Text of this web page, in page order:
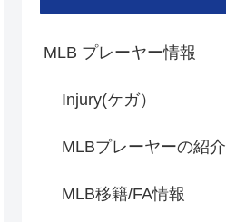
MLB プレーヤー情報
Injury(ケガ）
MLBプレーヤーの紹介
MLB移籍/FA情報